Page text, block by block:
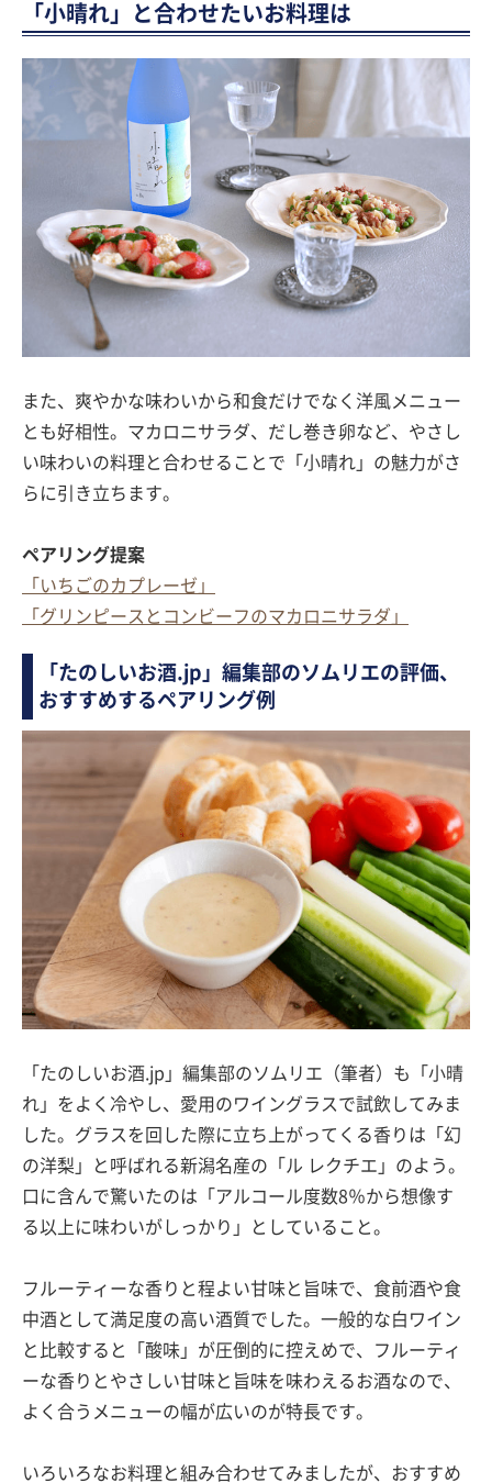
「小晴れ」と合わせたいお料理は
また、爽やかな味わいから和食だけでなく洋風メニュー
とも好相性。マカロニサラダ、だし巻き卵など、やさし
い味わいの料理と合わせることで「小晴れ」の魅力がさ
らに引き立ちます。
ペアリング提案
「いちごのカプレーゼ」
「グリンピースとコンビーフのマカロニサラダ」
「たのしいお酒.jp」編集部のソムリエの評価、
おすすめするペアリング例
「たのしいお酒.jp」編集部のソムリエ（筆者）も「小晴
れ」をよく冷やし、愛用のワイングラスで試飲してみま
した。グラスを回した際に立ち上がってくる香りは「幻
の洋梨」と呼ばれる新潟名産の「ル レクチエ」のよう。
口に含んで驚いたのは「アルコール度数8％から想像す
る以上に味わいがしっかり」としていること。
フルーティーな香りと程よい甘味と旨味で、食前酒や食
中酒として満足度の高い酒質でした。一般的な白ワイン
と比較すると「酸味」が圧倒的に控えめで、フルーティ
ーな香りとやさしい甘味と旨味を味わえるお酒なので、
よく合うメニューの幅が広いのが特長です。
いろいろなお料理と組み合わせてみましたが、おすすめ